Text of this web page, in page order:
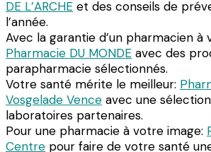
DE L’ARCHE et des conseils de
l’année.
Avec la garantie d’un pharmacien à
Pharmacie DU MONDE avec des
parapharmacie sélectionnés.
Votre santé mérite le meilleur:
Vosgelade Vence avec une
laboratoires partenaires.
Pour une pharmacie à votre image:
Centre pour faire de votre santé